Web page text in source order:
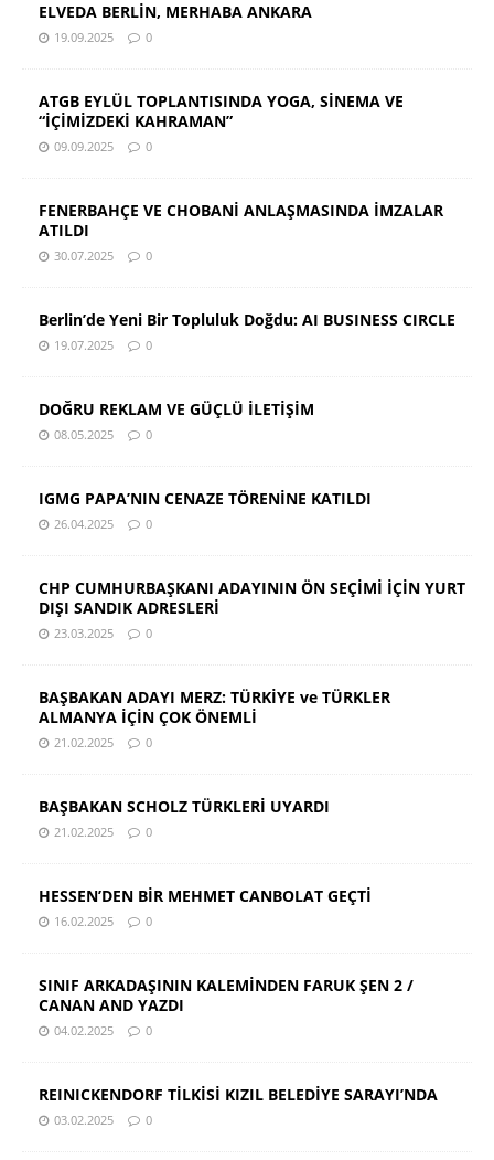
ELVEDA BERLİN, MERHABA ANKARA
19.09.2025 0
ATGB EYLÜL TOPLANTISINDA YOGA, SİNEMA VE
“İÇİMİZDEKİ KAHRAMAN”
09.09.2025 0
FENERBAHÇE VE CHOBANİ ANLAŞMASINDA İMZALAR
ATILDI
30.07.2025 0
Berlin’de Yeni Bir Topluluk Doğdu: AI BUSINESS CIRCLE
19.07.2025 0
DOĞRU REKLAM VE GÜÇLÜ İLETİŞİM
08.05.2025 0
IGMG PAPA’NIN CENAZE TÖRENİNE KATILDI
26.04.2025 0
CHP CUMHURBAŞKANI ADAYININ ÖN SEÇİMİ İÇİN YURT
DIŞI SANDIK ADRESLERİ
23.03.2025 0
BAŞBAKAN ADAYI MERZ: TÜRKİYE ve TÜRKLER
ALMANYA İÇİN ÇOK ÖNEMLİ
21.02.2025 0
BAŞBAKAN SCHOLZ TÜRKLERİ UYARDI
21.02.2025 0
HESSEN’DEN BİR MEHMET CANBOLAT GEÇTİ
16.02.2025 0
SINIF ARKADAŞININ KALEMİNDEN FARUK ŞEN 2 /
CANAN AND YAZDI
04.02.2025 0
REINICKENDORF TİLKİSİ KIZIL BELEDİYE SARAYI’NDA
03.02.2025 0